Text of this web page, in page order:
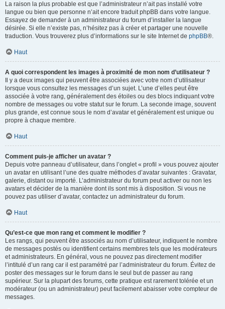
La raison la plus probable est que l’administrateur n’ait pas installé votre
langue ou bien que personne n’ait encore traduit phpBB dans votre langue.
Essayez de demander à un administrateur du forum d’installer la langue
désirée. Si elle n’existe pas, n’hésitez pas à créer et partager une nouvelle
traduction. Vous trouverez plus d’informations sur le site Internet de phpBB®.
Haut
A quoi correspondent les images à proximité de mon nom d’utilisateur ?
Il y a deux images qui peuvent être associées avec votre nom d’utilisateur
lorsque vous consultez les messages d’un sujet. L’une d’elles peut être
associée à votre rang, généralement des étoiles ou des blocs indiquant votre
nombre de messages ou votre statut sur le forum. La seconde image, souvent
plus grande, est connue sous le nom d’avatar et généralement est unique ou
propre à chaque membre.
Haut
Comment puis-je afficher un avatar ?
Depuis votre panneau d’utilisateur, dans l’onglet « profil » vous pouvez ajouter
un avatar en utilisant l’une des quatre méthodes d’avatar suivantes : Gravatar,
galerie, distant ou importé. L’administrateur du forum peut activer ou non les
avatars et décider de la manière dont ils sont mis à disposition. Si vous ne
pouvez pas utiliser d’avatar, contactez un administrateur du forum.
Haut
Qu’est-ce que mon rang et comment le modifier ?
Les rangs, qui peuvent être associés au nom d’utilisateur, indiquent le nombre
de messages postés ou identifient certains membres tels que les modérateurs
et administrateurs. En général, vous ne pouvez pas directement modifier
l’intitulé d’un rang car il est paramétré par l’administrateur du forum. Évitez de
poster des messages sur le forum dans le seul but de passer au rang
supérieur. Sur la plupart des forums, cette pratique est rarement tolérée et un
modérateur (ou un administrateur) peut facilement abaisser votre compteur de
messages.